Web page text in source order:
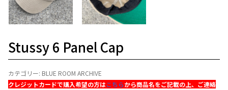
Stussy 6 Panel Cap
カテゴリー: BLUE ROOM ARCHIVE
クレジットカードで購入希望の方はこちらから商品名をご記載の上、ご連絡